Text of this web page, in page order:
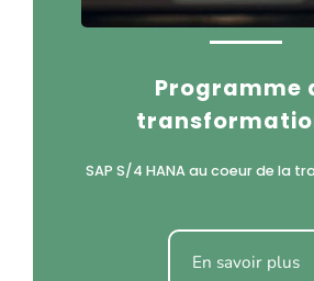
Programme
SAP S/4 HANA au coeur de la
En savoir plus